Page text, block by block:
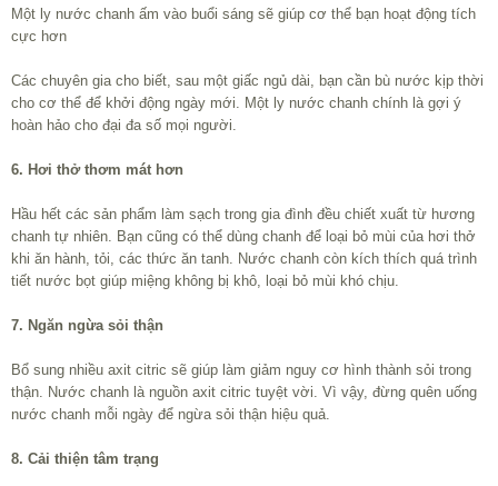
Một ly nước chanh ấm vào buổi sáng sẽ giúp cơ thể bạn hoạt động tích
cực hơn
Các chuyên gia cho biết, sau một giấc ngủ dài, bạn cần bù nước kịp thời
cho cơ thể để khởi động ngày mới. Một ly nước chanh chính là gợi ý
hoàn hảo cho đại đa số mọi người.
6. Hơi thở thơm mát hơn
Hầu hết các sản phẩm làm sạch trong gia đình đều chiết xuất từ hương
chanh tự nhiên. Bạn cũng có thể dùng chanh để loại bỏ mùi của hơi thở
khi ăn hành, tỏi, các thức ăn tanh. Nước chanh còn kích thích quá trình
tiết nước bọt giúp miệng không bị khô, loại bỏ mùi khó chịu.
7. Ngăn ngừa sỏi thận
Bổ sung nhiều axit citric sẽ giúp làm giảm nguy cơ hình thành sỏi trong
thận. Nước chanh là nguồn axit citric tuyệt vời. Vì vậy, đừng quên uống
nước chanh mỗi ngày để ngừa sỏi thận hiệu quả.
8. Cải thiện tâm trạng